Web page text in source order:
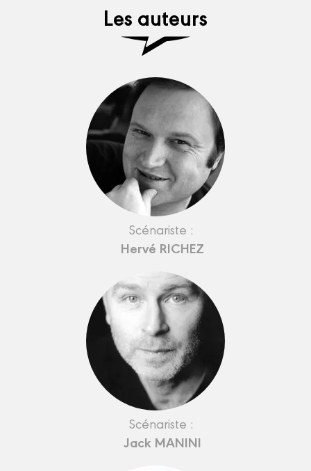
Les auteurs
Scénariste :
Hervé RICHEZ
Scénariste :
Jack MANINI